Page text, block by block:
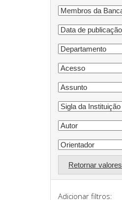
Retornar valores
Adicionar filtros: